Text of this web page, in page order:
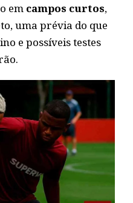
em campos curtos,
uma prévia do que
e possíveis testes